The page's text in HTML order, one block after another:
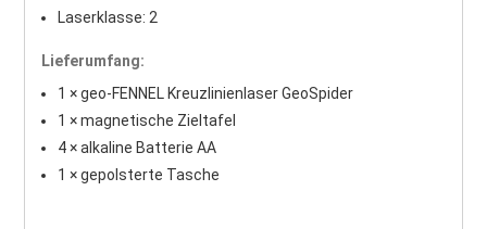
Laserklasse: 2
Lieferumfang:
1 × geo-FENNEL Kreuzlinienlaser GeoSpider
1 × magnetische Zieltafel
4 × alkaline Batterie AA
1 × gepolsterte Tasche